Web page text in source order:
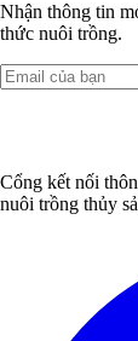
Nhận thông tin
thức nuôi trồng.
Cổng kết nối
nuôi trồng thủy